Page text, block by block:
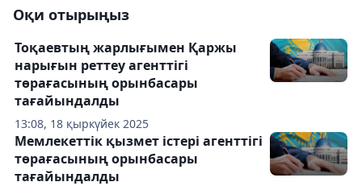
Оқи отырыңыз
13:08, 18 қыркүйек 2025
Тоқаевтың жарлығымен Қаржы
нарығын реттеу агенттігі
төрағасының орынбасары
тағайындалды
Мемлекеттік қызмет істері агенттігі
төрағасының орынбасары
тағайындалды